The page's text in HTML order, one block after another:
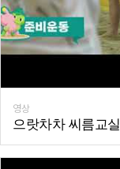
영상
으랏차차 씨름교실